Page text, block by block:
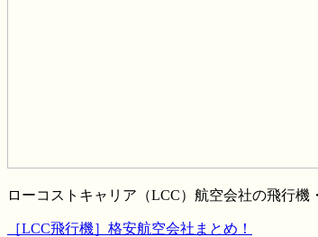
ローコストキャリア（LCC）航空会社の飛行
［LCC飛行機］格安航空会社まとめ！